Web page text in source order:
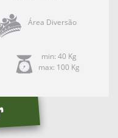
Área Diversão
min: 40 Kg
max: 100 Kg